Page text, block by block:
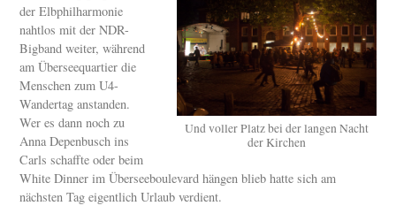
Und voller Platz bei der langen Nacht
der Kirchen
der Elbphilharmonie
nahtlos mit der NDR-
Bigband weiter, während
am Überseequartier die
Menschen zum U4-
Wandertag anstanden.
Wer es dann noch zu
Anna Depenbusch ins
Carls schaffte oder beim
White Dinner im Überseeboulevard hängen blieb hatte sich am
nächsten Tag eigentlich Urlaub verdient.